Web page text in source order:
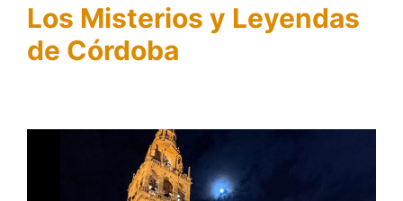
Los Misterios y Leyendas
de Córdoba